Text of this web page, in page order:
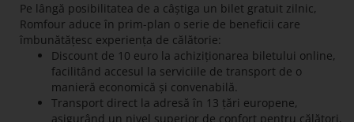
Pe lângă posibilitatea de a câștiga un bilet gratuit zilnic,
Romfour aduce în prim-plan o serie de beneficii care
îmbunătățesc experiența de călătorie:
Discount de 10 euro la achiziționarea biletului online,
facilitând accesul la serviciile de transport de o
manieră economică și convenabilă.
Transport direct la adresă în 13 țări europene,
asigurând un nivel superior de confort pentru călători,